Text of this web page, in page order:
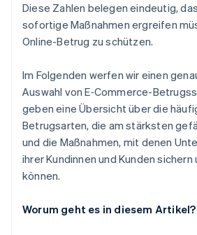
Diese Zahlen belegen eindeutig,
sofortige Maßnahmen ergreifen
Online-Betrug zu schützen.
Im Folgenden werfen wir einen
Auswahl von E‑Commerce-
geben eine Übersicht über die
Betrugsarten, die am stärksten
und die Maßnahmen, mit denen
ihrer Kundinnen und Kunden
können.
Worum geht es in diesem Artikel?